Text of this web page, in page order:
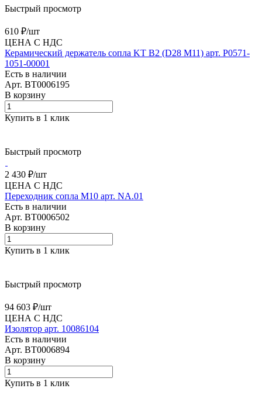
Быстрый просмотр
610 ₽/шт
ЦЕНА С НДС
Керамический держатель сопла KT B2 (D28 M11) арт. P0571-
1051-00001
Есть в наличии
Арт. BT0006195
В корзину
Купить в 1 клик
Быстрый просмотр
2 430 ₽/шт
ЦЕНА С НДС
Переходник сопла М10 арт. NA.01
Есть в наличии
Арт. BT0006502
В корзину
Купить в 1 клик
Быстрый просмотр
94 603 ₽/шт
ЦЕНА С НДС
Изолятор арт. 10086104
Есть в наличии
Арт. BT0006894
В корзину
Купить в 1 клик